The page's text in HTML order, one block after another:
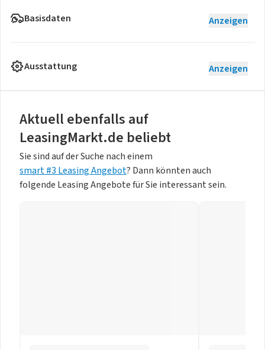
Basisdaten Anzeigen
Ausstattung Anzeigen
Aktuell ebenfalls auf
LeasingMarkt.de beliebt
Sie sind auf der Suche nach einem
smart #3 Leasing Angebot? Dann könnten auch
folgende Leasing Angebote für Sie interessant sein.